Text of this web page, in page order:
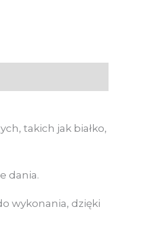
takich jak białko,
dania.
wykonania, dzięki